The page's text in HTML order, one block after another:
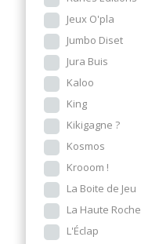
Jeux O'pla
Jumbo Diset
Jura Buis
Kaloo
King
Kikigagne ?
Kosmos
Krooom !
La Boite de Jeu
La Haute Roche
L'Éclap